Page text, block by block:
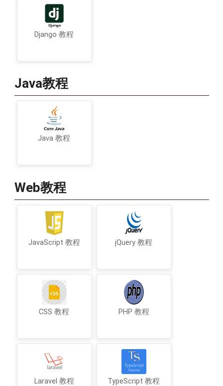
Django 教程
Java教程
Java 教程
Web教程
JavaScript 教程 jQuery 教程
CSS 教程 PHP 教程
Laravel 教程 TypeScript 教程